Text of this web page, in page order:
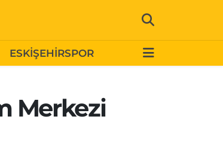
ESKİŞEHİRSPOR
Merkezi